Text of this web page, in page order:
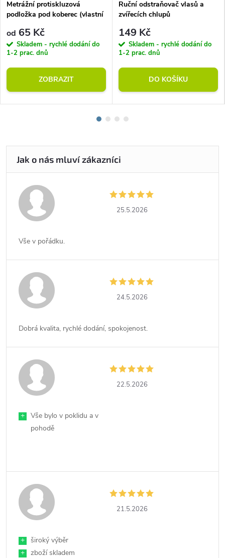
Metrážní protiskluzová
podložka pod koberec (vlastní
od 65 Kč
Skladem - rychlé dodání do
1-2 prac. dnů
ZOBRAZIT
Ruční odstraňovač vlasů a
zvířecích chlupů
149 Kč
Skladem - rychlé dodání do
1-2 prac. dnů
DO KOŠÍKU
25.5.2026
Vše v pořádku.
24.5.2026
Dobrá kvalita, rychlé dodání, spokojenost.
22.5.2026
+
Vše bylo v poklidu a v
pohodě
21.5.2026
+
široký výběr
+
zboží skladem